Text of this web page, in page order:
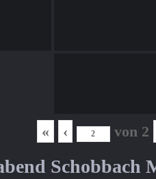
« ‹ von 2
Schobbach